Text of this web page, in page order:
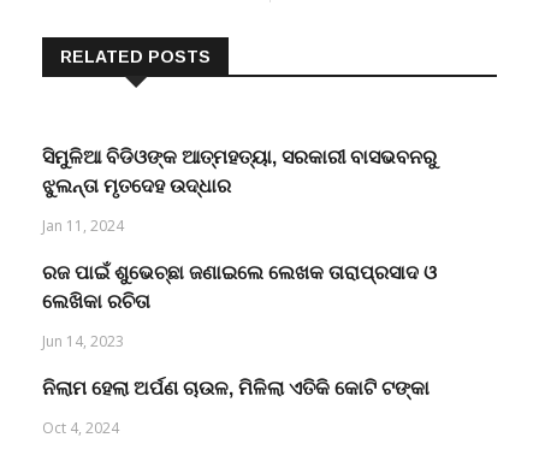
RELATED POSTS
ସିମୁଳିଆ ବିଡିଓଙ୍କ ଆତ୍ମହତ୍ୟା, ସରକାରୀ ବାସଭବନରୁ
ଝୁଲନ୍ତା ମୃତଦେହ ଉଦ୍ଧାର
Jan 11, 2024
ରଜ ପାଇଁ ଶୁଭେଚ୍ଛା ଜଣାଇଲେ ଲେଖକ ତାରାପ୍ରସାଦ ଓ
ଲେଖିକା ରଚିତା
Jun 14, 2023
ନିଲାମ ହେଲା ଅର୍ପଣ ଚାଉଳ, ମିଳିଲା ଏତିକି କୋଟି ଟଙ୍କା
Oct 4, 2024